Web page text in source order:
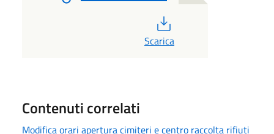
Scarica
Contenuti correlati
Modifica orari apertura cimiteri e centro raccolta rifiuti